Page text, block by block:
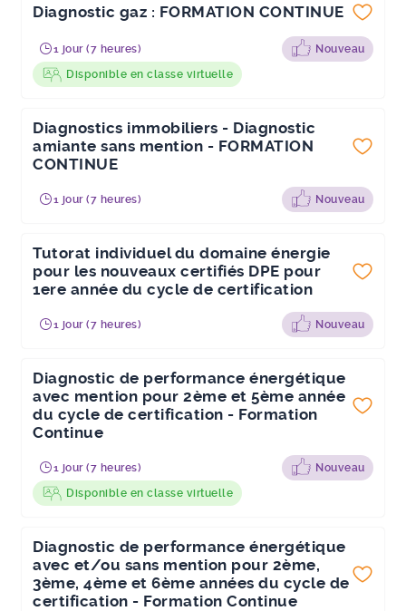
Diagnostic gaz : FORMATION CONTINUE
1 jour (7 heures)
Nouveau
Disponible en classe virtuelle
Diagnostics immobiliers - Diagnostic
amiante sans mention - FORMATION
CONTINUE
1 jour (7 heures) Nouveau
Tutorat individuel du domaine énergie
pour les nouveaux certifiés DPE pour
1ere année du cycle de certification
1 jour (7 heures) Nouveau
Diagnostic de performance énergétique
avec mention pour 2ème et 5ème année
du cycle de certification - Formation
Continue
1 jour (7 heures)
Nouveau
Disponible en classe virtuelle
Diagnostic de performance énergétique
avec et/ou sans mention pour 2ème,
3ème, 4ème et 6ème années du cycle de
certification - Formation Continue